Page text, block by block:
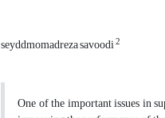
seyddmomadreza savoodi2
One of the important issues in